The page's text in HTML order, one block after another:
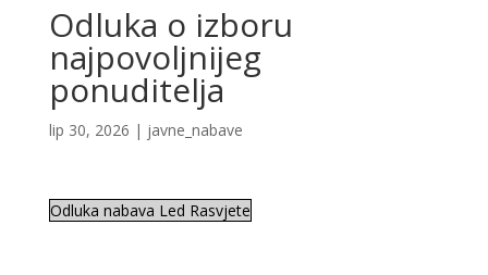
Odluka o izboru
najpovoljnijeg
ponuditelja
lip 30, 2026 | javne_nabave
Odluka nabava Led Rasvjete